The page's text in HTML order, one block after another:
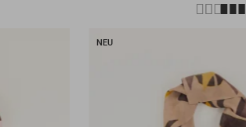
NEU